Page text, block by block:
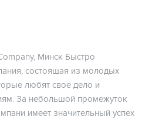
Минск Быстро
состоящая из молодых
любят свое дело и
За небольшой промежуток
имеет значительный успех